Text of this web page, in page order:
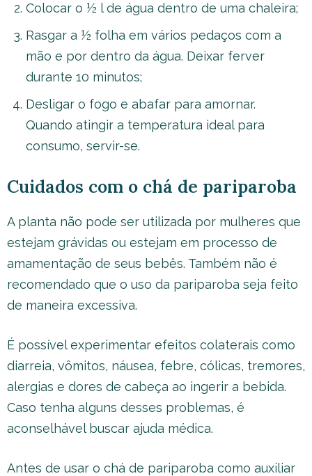
Colocar o ½ l de água dentro de uma chaleira;
Rasgar a ½ folha em vários pedaços com a
mão e por dentro da água. Deixar ferver
durante 10 minutos;
Desligar o fogo e abafar para amornar.
Quando atingir a temperatura ideal para
consumo, servir-se.
Cuidados com o chá de pariparoba
A planta não pode ser utilizada por mulheres que
estejam grávidas ou estejam em processo de
amamentação de seus bebês. Também não é
recomendado que o uso da pariparoba seja feito
de maneira excessiva.
É possível experimentar efeitos colaterais como
diarreia, vômitos, náusea, febre, cólicas, tremores,
alergias e dores de cabeça ao ingerir a bebida.
Caso tenha alguns desses problemas, é
aconselhável buscar ajuda médica.
Antes de usar o chá de pariparoba como auxiliar